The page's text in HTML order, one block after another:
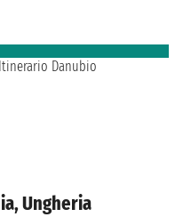
Ungheria